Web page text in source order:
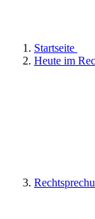
Startseite
Heute im